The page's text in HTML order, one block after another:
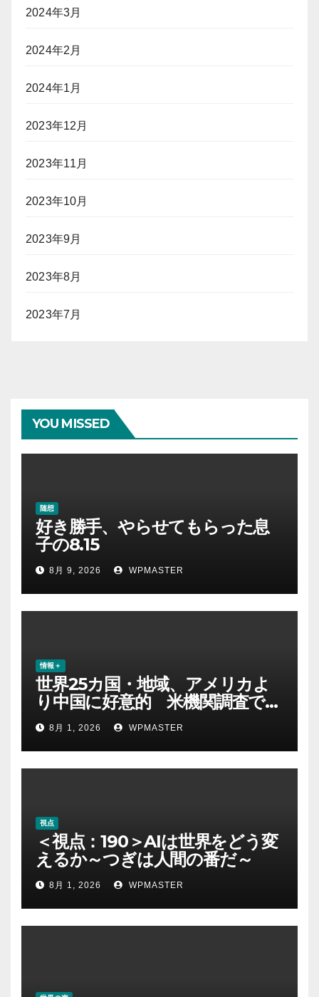
2024年3月
2024年2月
2024年1月
2023年12月
2023年11月
2023年10月
2023年9月
2023年8月
2023年7月
YOU MISSED
随想
好き勝手、やらせてもらった息
子の8.15
8月 9, 2026 WPMASTER
情報＋
世界25カ国・地域、アメリカよ
り中国に好意的 米機関調査で初
めて多数派に
8月 1, 2026 WPMASTER
視点
＜視点：190＞AIは世界をどう変
えるか～つぎは人間の番だ～
8月 1, 2026 WPMASTER